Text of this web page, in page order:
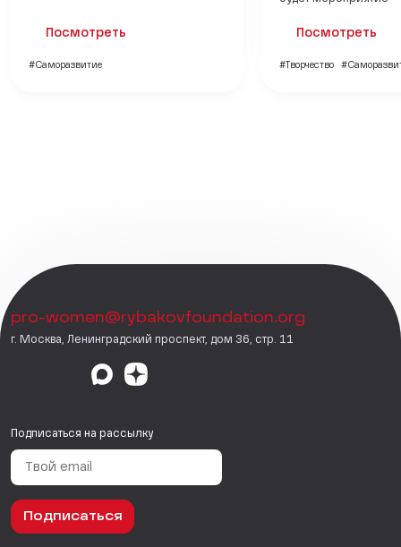
Посмотреть
#Саморазвитие
Посмотреть
#Творчество
pro-women@rybakovfoundation.org
г. Москва, Ленинградский проспект, дом 36, стр. 11
Подписаться на рассылку
Подписаться